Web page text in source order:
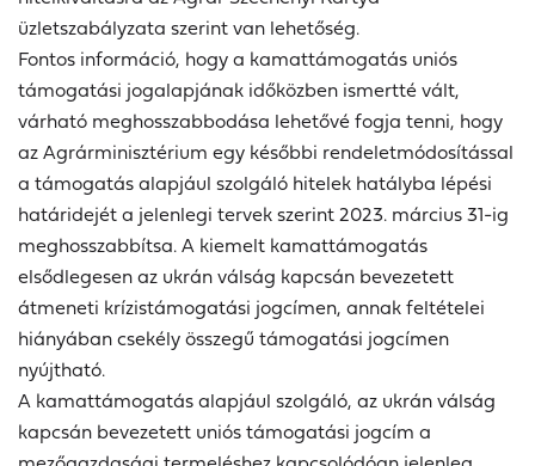
üzletszabályzata szerint van lehetőség.
Fontos információ, hogy a kamattámogatás uniós
támogatási jogalapjának időközben ismertté vált,
várható meghosszabbodása lehetővé fogja tenni, hogy
az Agrárminisztérium egy későbbi rendeletmódosítással
a támogatás alapjául szolgáló hitelek hatályba lépési
határidejét a jelenlegi tervek szerint 2023. március 31-ig
meghosszabbítsa. A kiemelt kamattámogatás
elsődlegesen az ukrán válság kapcsán bevezetett
átmeneti krízistámogatási jogcímen, annak feltételei
hiányában csekély összegű támogatási jogcímen
nyújtható.
A kamattámogatás alapjául szolgáló, az ukrán válság
kapcsán bevezetett uniós támogatási jogcím a